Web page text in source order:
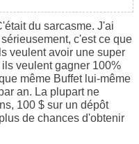
du sarcasme. J'ai
c'est ce que
veulent avoir une super
veulent gagner 100%
même Buffet lui-même
an. La plupart ne
100 $ sur un dépôt
de chances d'obtenir